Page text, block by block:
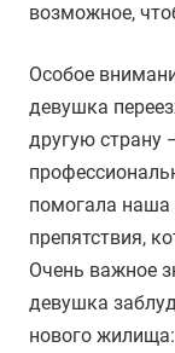
возможное,
Особое
девушка
другую страну
помогала наша
препятствия,
Очень важное
девушка
нового